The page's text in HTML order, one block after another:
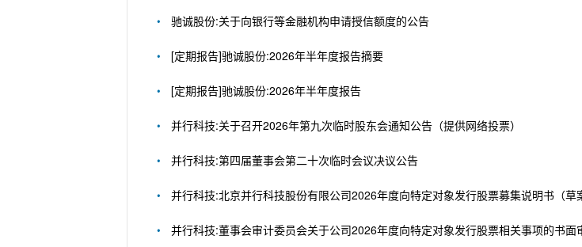
驰诚股份:关于向银行等金融机构申请授信额度的公告
[定期报告]驰诚股份:2026年半年度报告摘要
[定期报告]驰诚股份:2026年半年度报告
并行科技:关于召开2026年第九次临时股东会通知公告（提供网络投票）
并行科技:第四届董事会第二十次临时会议决议公告
并行科技:北京并行科技股份有限公司2026年度向特定对象发行股票募集说明书（草
并行科技:董事会审计委员会关于公司2026年度向特定对象发行股票相关事项的书面